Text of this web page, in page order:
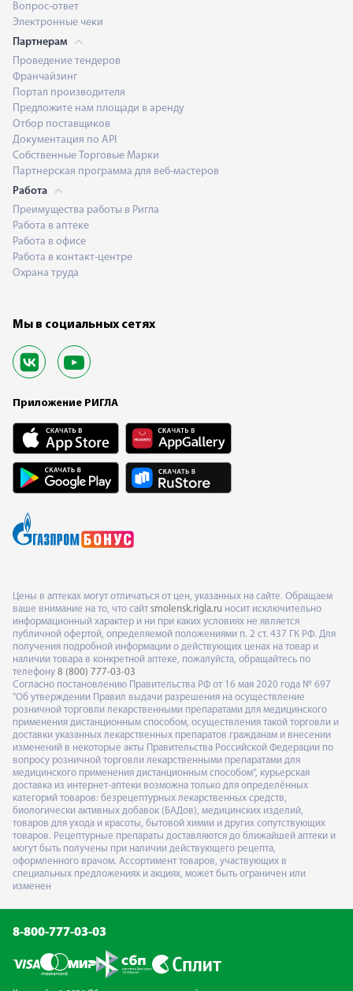
Вопрос-ответ
Электронные чеки
Партнерам
Проведение тендеров
Франчайзинг
Портал производителя
Предложите нам площади в аренду
Отбор поставщиков
Документация по API
Собственные Торговые Марки
Партнерская программа для веб-мастеров
Работа
Преимущества работы в Ригла
Работа в аптеке
Работа в офисе
Работа в контакт-центре
Охрана труда
Мы в социальных сетях
Приложение РИГЛА
Цены в аптеках могут отличаться от цен, указанных на сайте. Обращаем
ваше внимание на то, что сайт smolensk.rigla.ru носит исключительно
информационный характер и ни при каких условиях не является
публичной офертой, определяемой положениями п. 2 ст. 437 ГК РФ. Для
получения подробной информации о действующих ценах на товар и
наличии товара в конкретной аптеке, пожалуйста, обращайтесь по
телефону 8 (800) 777-03-03
Согласно постановлению Правительства РФ от 16 мая 2020 года № 697
"Об утверждении Правил выдачи разрешения на осуществление
розничной торговли лекарственными препаратами для медицинского
применения дистанционным способом, осуществления такой торговли и
доставки указанных лекарственных препаратов гражданам и внесении
изменений в некоторые акты Правительства Российской Федерации по
вопросу розничной торговли лекарственными препаратами для
медицинского применения дистанционным способом", курьерская
доставка из интернет-аптеки возможна только для определённых
категорий товаров: безрецептурных лекарственных средств,
биологически активных добавок (БАДов), медицинских изделий,
товаров для ухода и красоты, бытовой химии и других сопутствующих
товаров. Рецептурные препараты доставляются до ближайшей аптеки и
могут быть получены при наличии действующего рецепта,
оформленного врачом. Ассортимент товаров, участвующих в
специальных предложениях и акциях, может быть ограничен или
изменен
8-800-777-03-03